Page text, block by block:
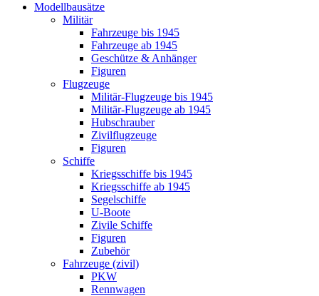
Modellbausätze
Militär
Fahrzeuge bis 1945
Fahrzeuge ab 1945
Geschütze & Anhänger
Figuren
Flugzeuge
Militär-Flugzeuge bis 1945
Militär-Flugzeuge ab 1945
Hubschrauber
Zivilflugzeuge
Figuren
Schiffe
Kriegsschiffe bis 1945
Kriegsschiffe ab 1945
Segelschiffe
U-Boote
Zivile Schiffe
Figuren
Zubehör
Fahrzeuge (zivil)
PKW
Rennwagen